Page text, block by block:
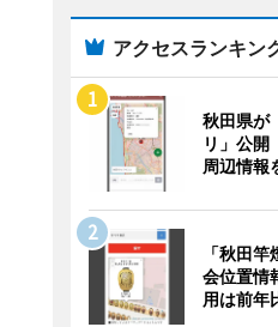
アクセスランキン
秋田県が
リ」公
周辺情報
「秋田
会位置情
用は前年